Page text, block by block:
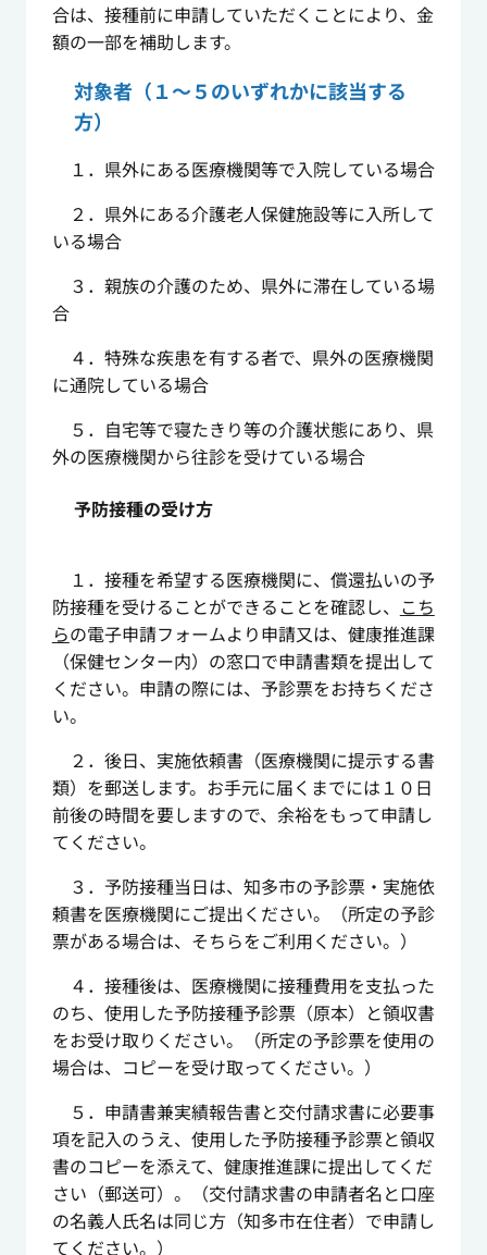
合は、接種前に申請していただくことにより、金
額の一部を補助します。
対象者（１～５のいずれかに該当する
方）
１．県外にある医療機関等で入院している場合
２．県外にある介護老人保健施設等に入所して
いる場合
３．親族の介護のため、県外に滞在している場
合
４．特殊な疾患を有する者で、県外の医療機関
に通院している場合
５．自宅等で寝たきり等の介護状態にあり、県
外の医療機関から往診を受けている場合
予防接種の受け方
１．接種を希望する医療機関に、償還払いの予
防接種を受けることができることを確認し、 こち
らの電子申請フォームより申請又は、健康推進課
（保健センター内）の窓口で申請書類を提出して
ください。申請の際には、予診票をお持ちくださ
い。
２．後日、実施依頼書（医療機関に提示する書
類）を郵送します。お手元に届くまでには１０日
前後の時間を要しますので、余裕をもって申請し
てください。
３．予防接種当日は、知多市の予診票・実施依
頼書を医療機関にご提出ください。（所定の予診
票がある場合は、そちらをご利用ください。）
４．接種後は、医療機関に接種費用を支払った
のち、使用した予防接種予診票（原本）と領収書
をお受け取りください。（所定の予診票を使用の
場合は、コピーを受け取ってください。）
５．申請書兼実績報告書と交付請求書に必要事
項を記入のうえ、使用した予防接種予診票と領収
書のコピーを添えて、健康推進課に提出してくだ
さい（郵送可）。（交付請求書の申請者名と口座
の名義人氏名は同じ方（知多市在住者）で申請し
てください。）